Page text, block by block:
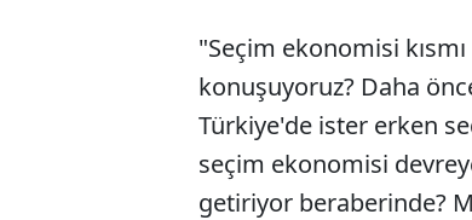
"Seçim ekonomisi
konuşuyoruz? Daha
Türkiye'de ister erken
seçim ekonomisi
getiriyor beraberinde?